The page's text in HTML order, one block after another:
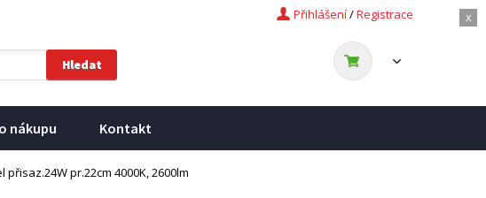
x
Registrace
/
Přihlášení
nákupu Kontakt
pr.22cm 4000K, 2600lm